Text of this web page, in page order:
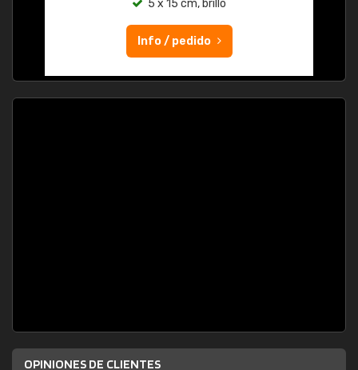
5 x 15 cm, brillo
Info / pedido
OPINIONES DE CLIENTES